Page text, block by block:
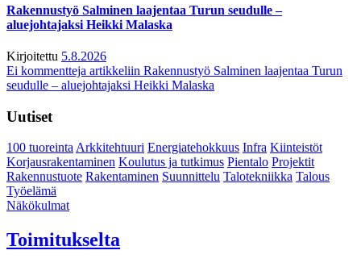
Rakennustyö Salminen laajentaa Turun seudulle –
aluejohtajaksi Heikki Malaska
Kirjoitettu 5.8.2026
Ei kommentteja artikkeliin Rakennustyö Salminen laajentaa Turun
seudulle – aluejohtajaksi Heikki Malaska
Uutiset
100 tuoreintaArkkitehtuuri Energiatehokkuus Infra Kiinteistöt
Korjausrakentaminen Koulutus ja tutkimus Pientalo Projektit
Rakennustuote Rakentaminen Suunnittelu Talotekniikka Talous
Työelämä
Näkökulmat
Toimitukselta